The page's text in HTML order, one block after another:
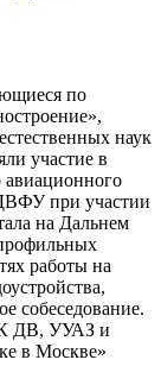
по
наук
участие в
при участии
на Дальнем
работы на
собеседование.
ДВ, УУАЗ и
в Москве»